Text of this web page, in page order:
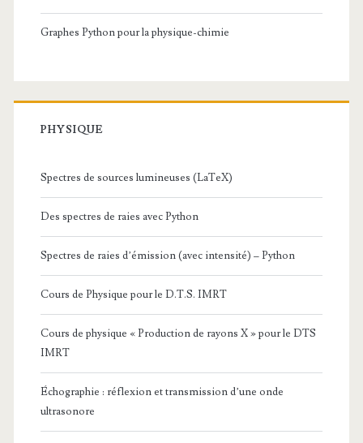
Graphes Python pour la physique-chimie
PHYSIQUE
Spectres de sources lumineuses (LaTeX)
Des spectres de raies avec Python
Spectres de raies d’émission (avec intensité) – Python
Cours de Physique pour le D.T.S. IMRT
Cours de physique « Production de rayons X » pour le DTS
IMRT
Échographie : réflexion et transmission d’une onde
ultrasonore